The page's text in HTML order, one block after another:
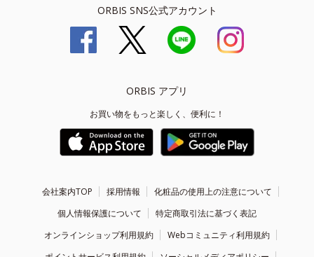
ORBIS SNS公式アカウント
ORBIS アプリ
お買い物をもっと楽しく、便利に！
会社案内TOP 採用情報
化粧品の使用上の注意について
個人情報保護について
特定商取引法に基づく表記
オンラインショップ利用規約
Webコミュニティ利用規約